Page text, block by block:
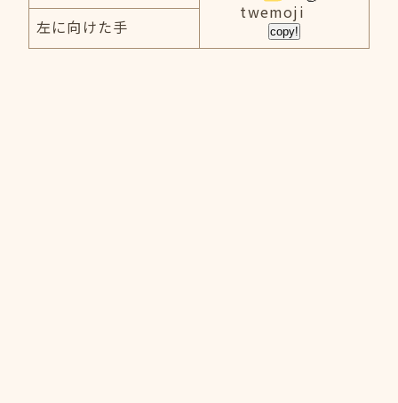
twemoji
copy!
左に向けた手